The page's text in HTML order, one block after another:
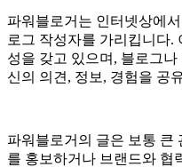
파워블로거는 인터넷상에
로그 작성자를 가리킵니다.
성을 갖고 있으며, 블로그
신의 의견, 정보, 경험을 공
파워블로거의 글은 보통 큰
를 홍보하거나 브랜드와 협